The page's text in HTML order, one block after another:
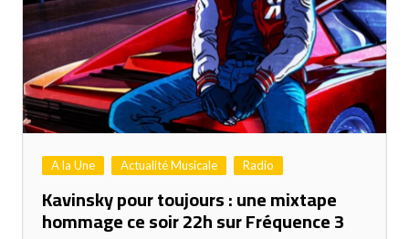
A la Une Actualité Musicale Radio
Kavinsky pour toujours : une mixtape
hommage ce soir 22h sur Fréquence 3